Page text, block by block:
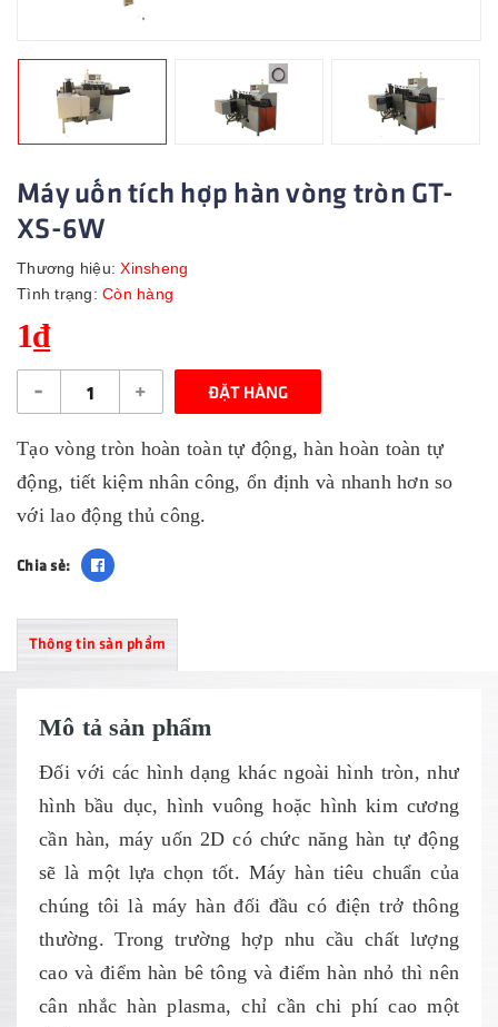
Máy uốn tích hợp hàn vòng tròn GT-
XS-6W
Thương hiệu: Xinsheng
Tình trạng: Còn hàng
1₫
- + ĐẶT HÀNG
Tạo vòng tròn hoàn toàn tự động, hàn hoàn toàn tự
động, tiết kiệm nhân công, ổn định và nhanh hơn so
với lao động thủ công.
Chia sẻ:
Thông tin sản phẩm
Mô tả sản phẩm
Đối với các hình dạng khác ngoài hình tròn, như
hình bầu dục, hình vuông hoặc hình kim cương
cần hàn, máy uốn 2D có chức năng hàn tự động
sẽ là một lựa chọn tốt. Máy hàn tiêu chuẩn của
chúng tôi là máy hàn đối đầu có điện trở thông
thường. Trong trường hợp nhu cầu chất lượng
cao và điểm hàn bê tông và điểm hàn nhỏ thì nên
cân nhắc hàn plasma, chỉ cần chi phí cao một